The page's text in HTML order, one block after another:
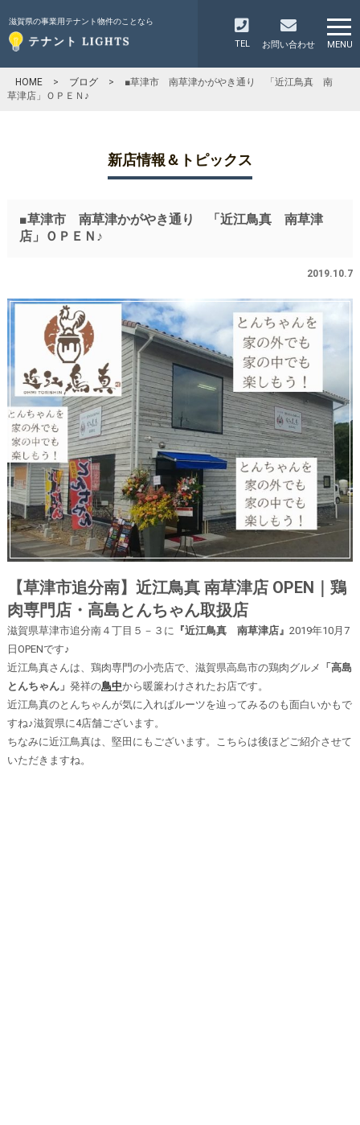
滋賀県の事業用テナント物件のことなら
TEL お問い合わせ MENU
HOME > ブログ >
■草津市 南草津かがやき通り 「近江鳥真 南
草津店」ＯＰＥＮ♪
新店情報＆トピックス
■草津市 南草津かがやき通り 「近江鳥真 南草津
店」ＯＰＥＮ♪
2019.10.7
【草津市追分南】近江鳥真 南草津店 OPEN｜鶏
肉専門店・高島とんちゃん取扱店
滋賀県草津市追分南４丁目５－３に 『近江鳥真 南草津店』 2019年10月7
日OPENです♪
近江鳥真さんは、鶏肉専門の小売店で、滋賀県高島市の鶏肉グルメ 「高島
とんちゃん」 発祥の鳥中から暖簾わけされたお店です。
近江鳥真のとんちゃんが気に入ればルーツを辿ってみるのも面白いかもで
すね♪滋賀県に4店舗ございます。
ちなみに近江鳥真は、堅田にもございます。こちらは後ほどご紹介させて
いただきますね。